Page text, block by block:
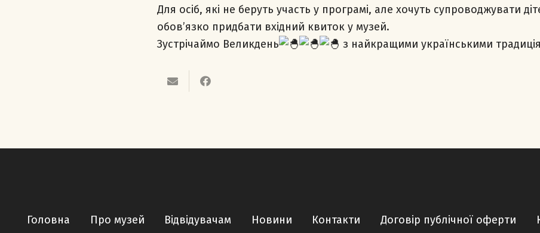
Для осіб, які не беруть участь у програмі, але хочуть супроводжувати
обов’язко придбати вхідний квиток у музей.
Зустрічаймо Великдень
з найкращими українськими
Головна Про музей Відвідувачам Новини Контакти Договір публічної оферти